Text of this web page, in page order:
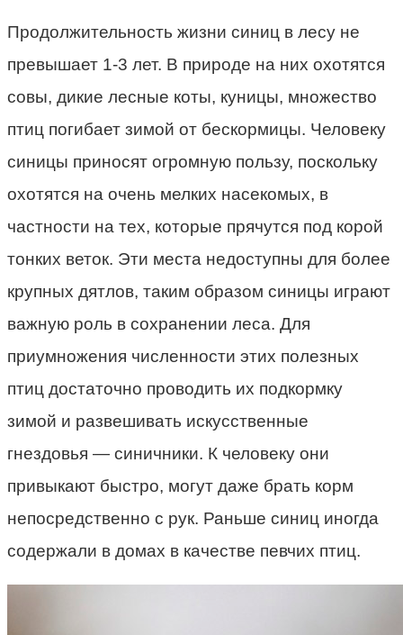
Продолжительность жизни синиц в лесу не
превышает 1-3 лет. В природе на них охотятся
совы, дикие лесные коты, куницы, множество
птиц погибает зимой от бескормицы. Человеку
синицы приносят огромную пользу, поскольку
охотятся на очень мелких насекомых, в
частности на тех, которые прячутся под корой
тонких веток. Эти места недоступны для более
крупных дятлов, таким образом синицы играют
важную роль в сохранении леса. Для
приумножения численности этих полезных
птиц достаточно проводить их подкормку
зимой и развешивать искусственные
гнездовья — синичники. К человеку они
привыкают быстро, могут даже брать корм
непосредственно с рук. Раньше синиц иногда
содержали в домах в качестве певчих птиц.